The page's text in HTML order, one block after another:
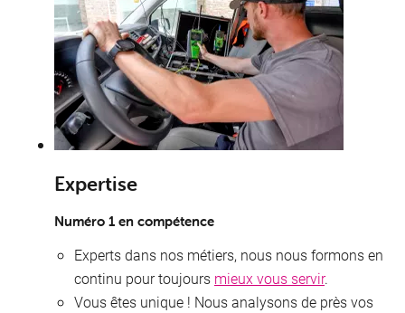
Expertise
Numéro 1 en compétence
Experts dans nos métiers, nous nous formons en
continu pour toujours mieux vous servir.
Vous êtes unique ! Nous analysons de près vos